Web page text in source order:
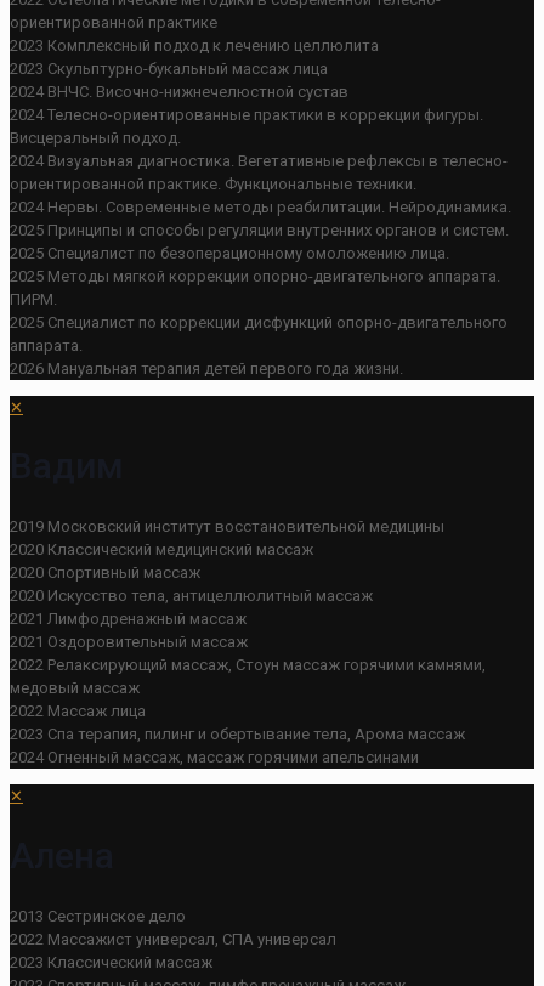
ориентированной практике
2023 Комплексный подход к лечению целлюлита
2023 Скульптурно-букальный массаж лица
2024 ВНЧС. Височно-нижнечелюстной сустав
2024 Телесно-ориентированные практики в коррекции фигуры.
Висцеральный подход.
2024 Визуальная диагностика. Вегетативные рефлексы в телесно-
ориентированной практике. Функциональные техники.
2024 Нервы. Современные методы реабилитации. Нейродинамика.
2025 Принципы и способы регуляции внутренних органов и систем.
2025 Специалист по безоперационному омоложению лица.
2025 Методы мягкой коррекции опорно-двигательного аппарата.
ПИРМ.
2025 Специалист по коррекции дисфункций опорно-двигательного
аппарата.
2026 Мануальная терапия детей первого года жизни.
✕
2019 Московский институт восстановительной медицины
2020 Классический медицинский массаж
2020 Спортивный массаж
2020 Искусство тела, антицеллюлитный массаж
2021 Лимфодренажный массаж
2021 Оздоровительный массаж
2022 Релаксирующий массаж, Стоун массаж горячими камнями,
медовый массаж
2022 Массаж лица
2023 Спа терапия, пилинг и обертывание тела, Арома массаж
2024 Огненный массаж, массаж горячими апельсинами
✕
2013 Сестринское дело
2022 Массажист универсал, СПА универсал
2023 Классический массаж